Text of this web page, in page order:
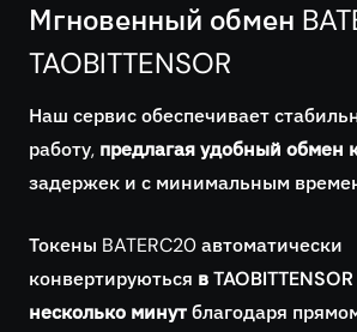
Мгновенный обмен
TAOBITTENSOR
Наш сервис обеспечивает
работу, предлагая удобный обмен
задержек и с минимальным
Токены BATERC20 автоматически
конвертируються в
несколько минутблагодаря